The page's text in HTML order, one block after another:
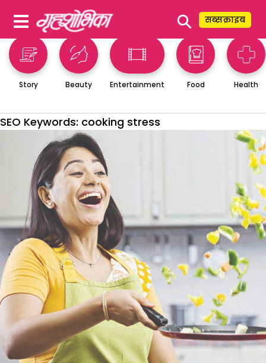
⚲ सब्सक्राइब
Story Beauty Entertainment Food Health
SEO Keywords: cooking stress